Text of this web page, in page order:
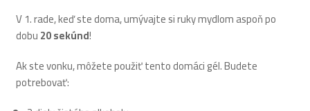
V 1. rade, keď ste doma, umývajte si ruky mydlom aspoň po
dobu20 sekúnd!
Ak ste vonku, môžete použiť tento domáci gél. Budete
potrebovať: